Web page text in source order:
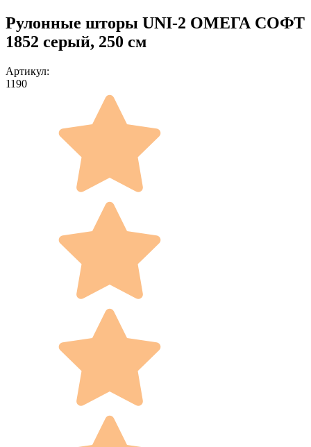
Рулонные шторы UNI-2 ОМЕГА СОФТ
1852 серый, 250 см
Артикул:
1190